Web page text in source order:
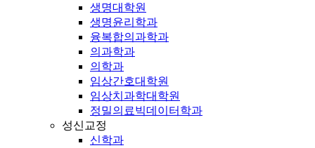
생명대학원
생명윤리학과
융복합의과학과
의과학과
의학과
임상간호대학원
임상치과학대학원
정밀의료빅데이터학과
성신교정
신학과